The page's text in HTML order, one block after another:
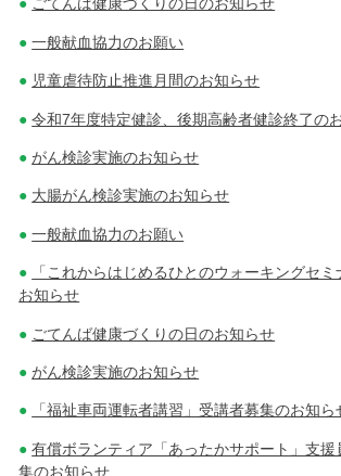
ごてんば健康づくりの日のお知らせ
一般献血協力のお願い
児童虐待防止推進月間のお知らせ
令和7年度特定健診、後期高齢者健診終了の
がん検診実施のお知らせ
大腸がん検診実施のお知らせ
一般献血協力のお願い
「これからはじめるひとのウォーキングセ
お知らせ
ごてんば健康づくりの日のお知らせ
がん検診実施のお知らせ
「福祉車両運転者講習」受講者募集のお知ら
有償ボランティア「あったかサポート」支援
集のお知らせ